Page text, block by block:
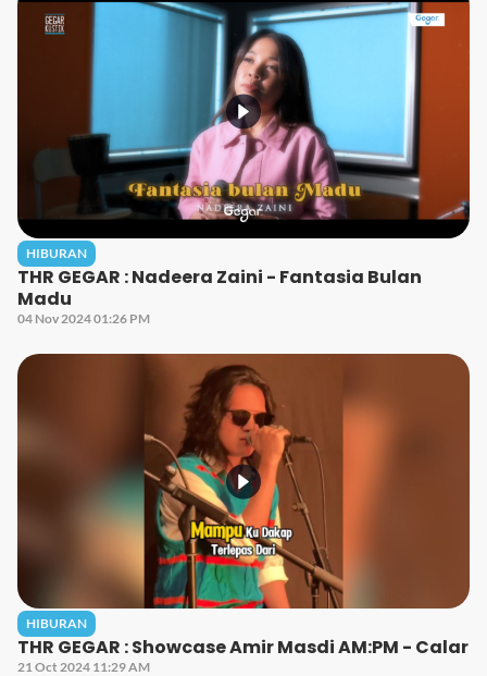
HIBURAN
THR GEGAR : Nadeera Zaini - Fantasia Bulan
Madu
04 Nov 2024 01:26 PM
HIBURAN
THR GEGAR : Showcase Amir Masdi AM:PM - Calar
21 Oct 2024 11:29 AM